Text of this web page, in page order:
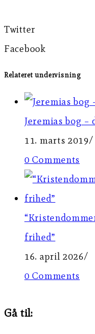
Twitter
Facebook
Relateret undervisning
Jeremias bog –
11. marts 2019/
0 Comments
frihed”
16. april 2026/
0 Comments
Gå til: